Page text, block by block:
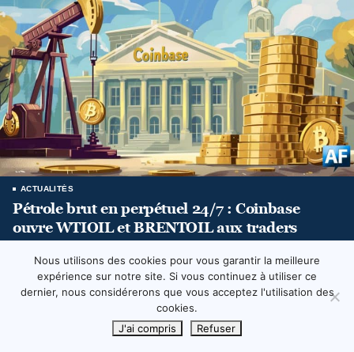
ACTUALITÉS
Pétrole brut en perpétuel 24/7 : Coinbase
ouvre WTIOIL et BRENTOIL aux traders
internationaux
ARTHUR CARLIER
ACTUALITÉS
Bitcoin : Entre consolidation, faille de
sécurité Coldcard et essor des solutions Layer
Nous utilisons des cookies pour vous garantir la meilleure
expérience sur notre site. Si vous continuez à utiliser ce
dernier, nous considérerons que vous acceptez l'utilisation des
cookies.
J'ai compris
Refuser